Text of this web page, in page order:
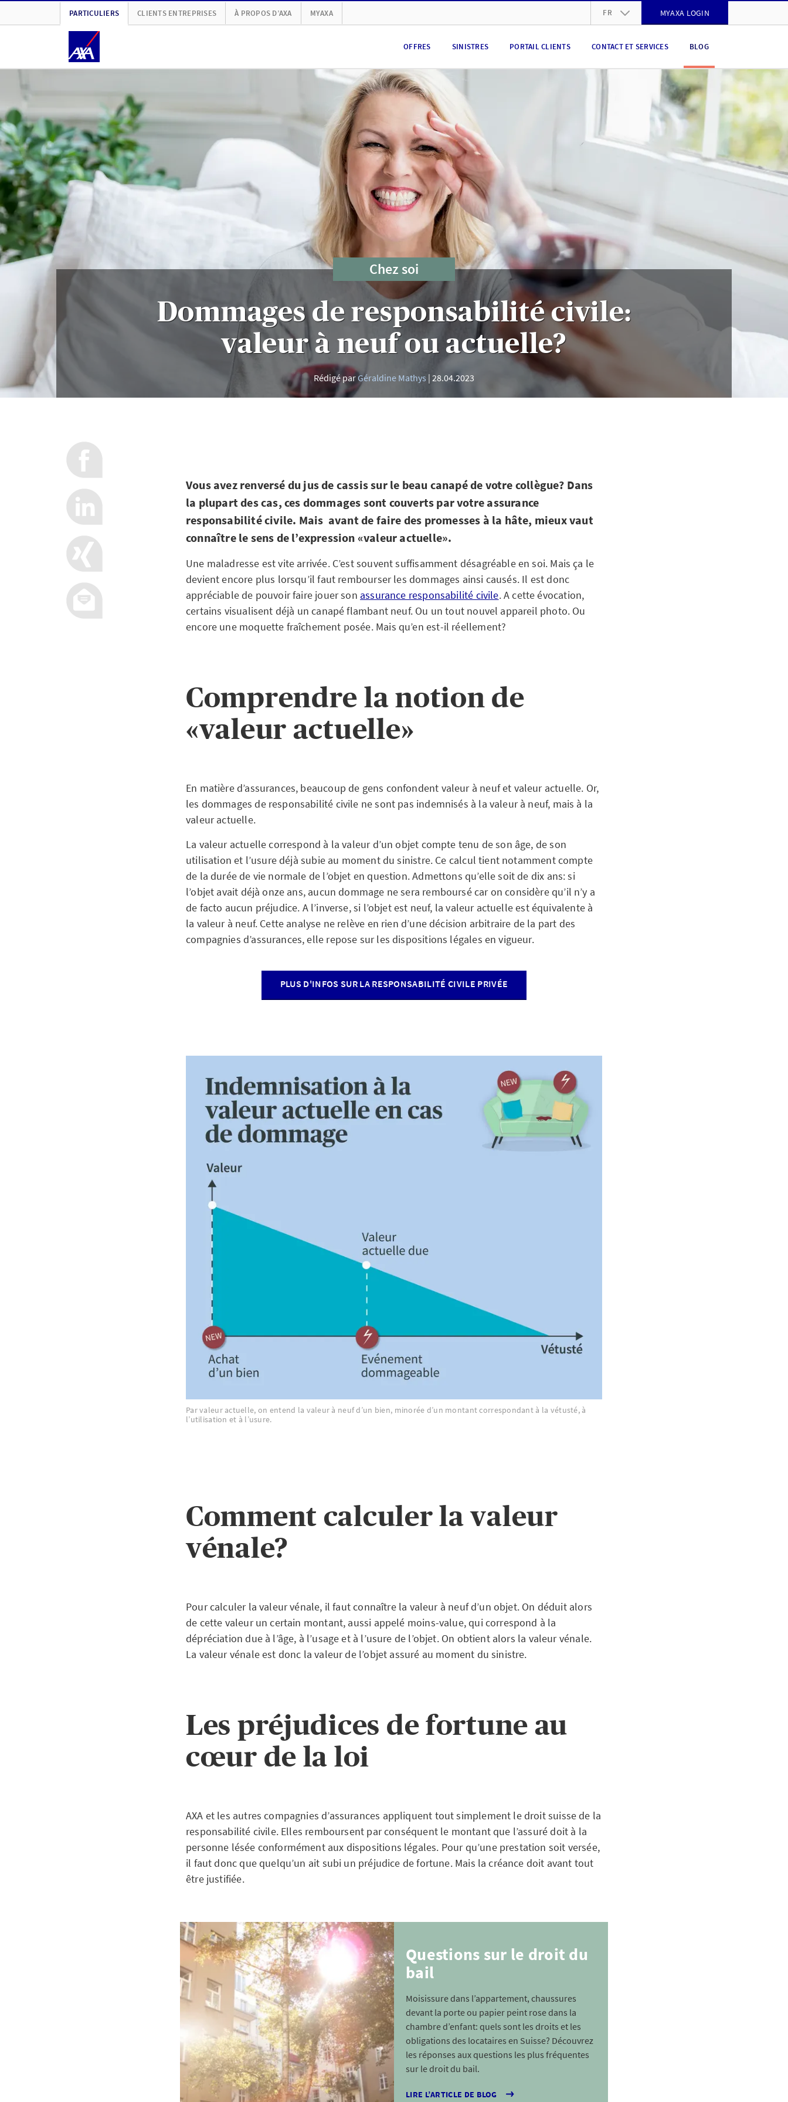
PARTICULIERS CLIENTS ENTREPRISES À PROPOS D’AXA MYAXA FR MYAXA LOGIN
OFFRES SINISTRES PORTAIL CLIENTS CONTACT ET SERVICES BLOG
Chez soi
Dommages de responsabilité civile:
valeur à neuf ou actuelle?
Rédigé par Géraldine Mathys 28.04.2023
Vous avez renversé du jus de cassis sur le beau canapé de votre collègue? Dans
la plupart des cas, ces dommages sont couverts par votre assurance
responsabilité civile. Mais avant de faire des promesses à la hâte, mieux vaut
connaître le sens de l’expression «valeur actuelle».
Une maladresse est vite arrivée. C’est souvent suffisamment désagréable en soi. Mais ça le
devient encore plus lorsqu’il faut rembourser les dommages ainsi causés. Il est donc
appréciable de pouvoir faire jouer son assurance responsabilité civile. A cette évocation,
certains visualisent déjà un canapé flambant neuf. Ou un tout nouvel appareil photo. Ou
encore une moquette fraîchement posée. Mais qu’en est-il réellement?
Comprendre la notion de
«valeur actuelle»
En matière d’assurances, beaucoup de gens confondent valeur à neuf et valeur actuelle. Or,
les dommages de responsabilité civile ne sont pas indemnisés à la valeur à neuf, mais à la
valeur actuelle.
La valeur actuelle correspond à la valeur d’un objet compte tenu de son âge, de son
utilisation et l’usure déjà subie au moment du sinistre. Ce calcul tient notamment compte
de la durée de vie normale de l’objet en question. Admettons qu’elle soit de dix ans: si
l’objet avait déjà onze ans, aucun dommage ne sera remboursé car on considère qu’il n’y a
de facto aucun préjudice. A l’inverse, si l’objet est neuf, la valeur actuelle est équivalente à
la valeur à neuf. Cette analyse ne relève en rien d’une décision arbitraire de la part des
compagnies d’assurances, elle repose sur les dispositions légales en vigueur.
PLUS D'INFOS SUR LA RESPONSABILITÉ CIVILE PRIVÉE
Par valeur actuelle, on entend la valeur à neuf d’un bien, minorée d’un montant correspondant à la vétusté, à
l’utilisation et à l’usure.
Comment calculer la valeur
vénale?
Pour calculer la valeur vénale, il faut connaître la valeur à neuf d’un objet. On déduit alors
de cette valeur un certain montant, aussi appelé moins-value, qui correspond à la
dépréciation due à l’âge, à l’usage et à l’usure de l’objet. On obtient alors la valeur vénale.
La valeur vénale est donc la valeur de l’objet assuré au moment du sinistre.
Les préjudices de fortune au
cœur de la loi
AXA et les autres compagnies d’assurances appliquent tout simplement le droit suisse de la
responsabilité civile. Elles remboursent par conséquent le montant que l’assuré doit à la
personne lésée conformément aux dispositions légales. Pour qu’une prestation soit versée,
il faut donc que quelqu’un ait subi un préjudice de fortune. Mais la créance doit avant tout
être justifiée.
Questions sur le droit du
bail
Moisissure dans l’appartement, chaussures
devant la porte ou papier peint rose dans la
chambre d’enfant: quels sont les droits et les
obligations des locataires en Suisse? Découvrez
les réponses aux questions les plus fréquentes
sur le droit du bail.
LIRE L’ARTICLE DE BLOG